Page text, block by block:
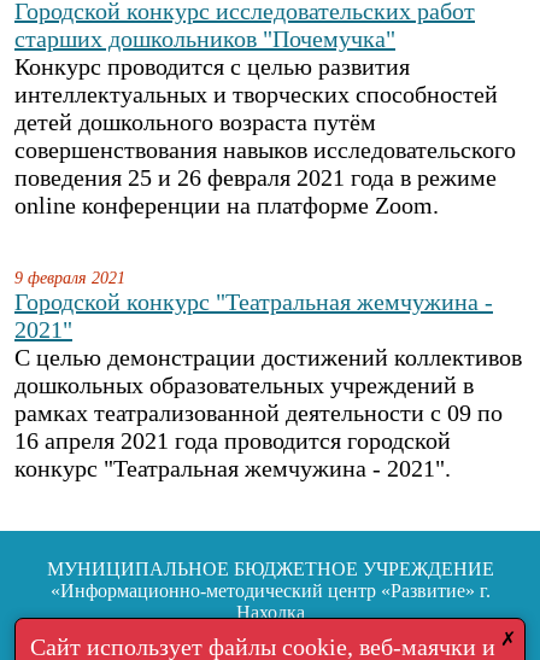
Городской конкурс исследовательских работ
старших дошкольников "Почемучка"
Конкурс проводится с целью развития
интеллектуальных и творческих способностей
детей дошкольного возраста путём
совершенствования навыков исследовательского
поведения 25 и 26 февраля 2021 года в режиме
online конференции на платформе Zoom.
9 февраля 2021
Городской конкурс "Театральная жемчужина -
2021"
С целью демонстрации достижений коллективов
дошкольных образовательных учреждений в
рамках театрализованной деятельности с 09 по
16 апреля 2021 года проводится городской
конкурс "Театральная жемчужина - 2021".
✗
Сайт использует файлы cookie, веб-маячки и
МУНИЦИПАЛЬНОЕ БЮДЖЕТНОЕ УЧРЕЖДЕНИЕ
«Информационно-методический центр «Развитие» г.
Находка
692904, г. Находка, ул.Школьная, 7